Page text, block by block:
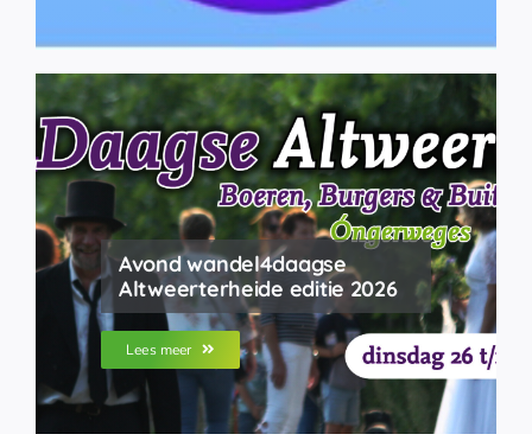
Avond wandel4daagse
Altweerterheide editie 2026
Lees meer